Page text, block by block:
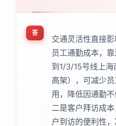
答
交通灵活性直接
员工通勤成本，
到1/3/15号线上海
高架），可减少
用，降低因通勤不
二是客户拜访成
户到访的便利性